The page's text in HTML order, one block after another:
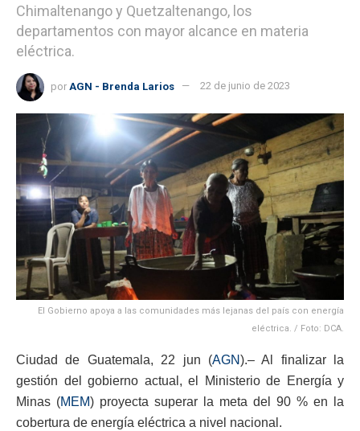
Chimaltenango y Quetzaltenango, los
departamentos con mayor alcance en materia
eléctrica.
por AGN - Brenda Larios 22 de junio de 2023
El Gobierno apoya a las comunidades más lejanas del país con energía
eléctrica. / Foto: DCA.
Ciudad de Guatemala, 22 jun (AGN).– Al finalizar la
gestión del gobierno actual, el Ministerio de Energía y
Minas (MEM) proyecta superar la meta del 90 % en la
cobertura de energía eléctrica a nivel nacional.